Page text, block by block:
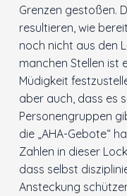
Grenzen gestoßen.
resultieren, wie
noch nicht aus den
manchen Stellen ist
Müdigkeit
aber auch, dass es
Personengruppen
die „AHA-Gebote“
Zahlen in dieser
dass selbst
Ansteckung